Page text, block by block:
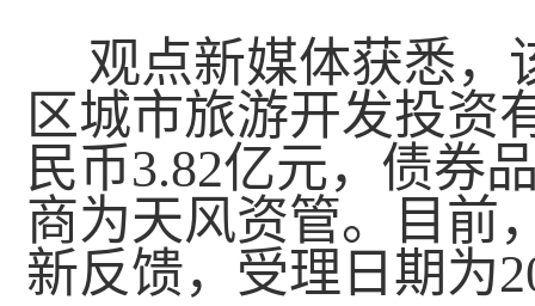
观点新媒体获悉，
区城市旅游开发投资
民币3.82亿元，债券
商为天风资管。目前
新反馈，受理日期为